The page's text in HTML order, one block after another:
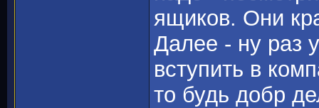
ящиков. Они
Далее - ну раз
вступить в
то будь добр